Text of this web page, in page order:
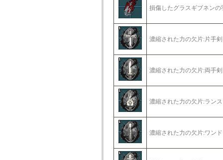
損傷したグラスギブネンの
濃縮された力の欠片:片手剣
濃縮された力の欠片:両手剣
濃縮された力の欠片:ランス
濃縮された力の欠片:ワンド